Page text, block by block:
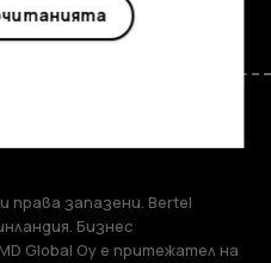
права запазени. Bertel
Бизнес
Global Oy е притежател на